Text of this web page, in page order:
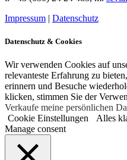
Impressum | Datenschutz
Datenschutz & Cookies
Wir verwenden Cookies auf
relevanteste Erfahrung zu
erinnern und Besuche
klicken, stimmen Sie der
Verkaufe meine persönlichen
Cookie Einstellungen
Alles
Manage consent